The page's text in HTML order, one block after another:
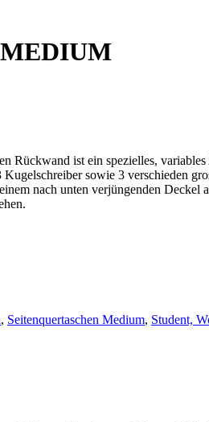
Rückwand ist ein spezielles,
sowie 3 verschieden
nach unten verjüngenden
, Seitenquertaschen Medium, Student,